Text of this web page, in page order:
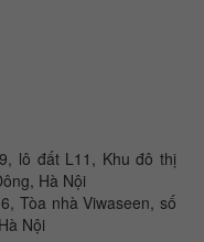
lô đất L11, Khu đô thị
Hà Nội
Tòa nhà Viwaseen, số
Nội